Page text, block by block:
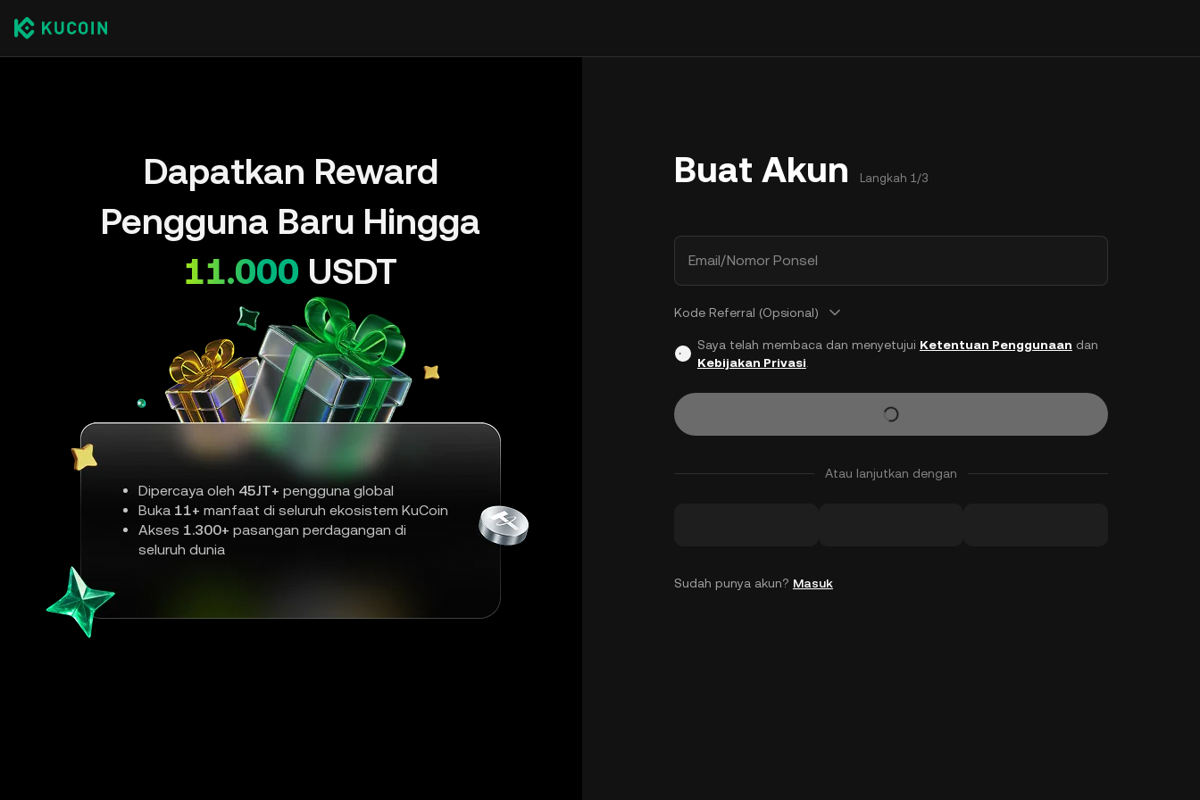
Dapatkan Reward
Pengguna Baru Hingga
11.000 USDT
Dipercaya oleh 45JT+ pengguna global
Buka 11+ manfaat di seluruh ekosistem KuCoin
Akses 1.300+ pasangan perdagangan di
seluruh dunia
Buat Akun Langkah 1/3
Email/Nomor Ponsel
Kode Referral (Opsional)
Saya telah membaca dan menyetujui Ketentuan Penggunaan dan
Kebijakan Privasi
Atau lanjutkan dengan
Sudah punya akun? Masuk